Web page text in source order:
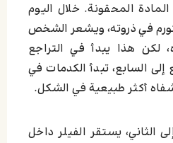
المحقونة. خلال اليوم
في ذروته، ويشعر الشخص
لكن هذا يبدأ في التراجع
إلى السابع، تبدأ الكدمات في
أكثر طبيعية في الشكل.
الثاني، يستقر الفيلر داخل